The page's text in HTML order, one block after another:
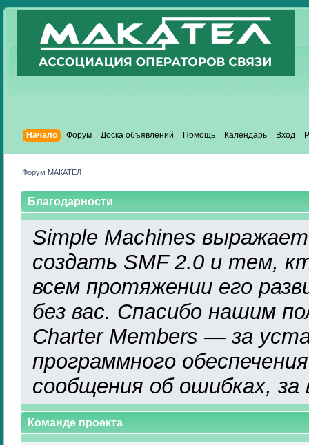
Начало Форум Доска объявлений Помощь Календарь Вход
Форум МАКАТЕЛ
Благодарности
Simple Machines
создать SMF 2.0 и тем,
всем протяжении его
без вас. Спасибо нашим
Charter Members — за
программного
сообщения об ошибках,
Команде проекта